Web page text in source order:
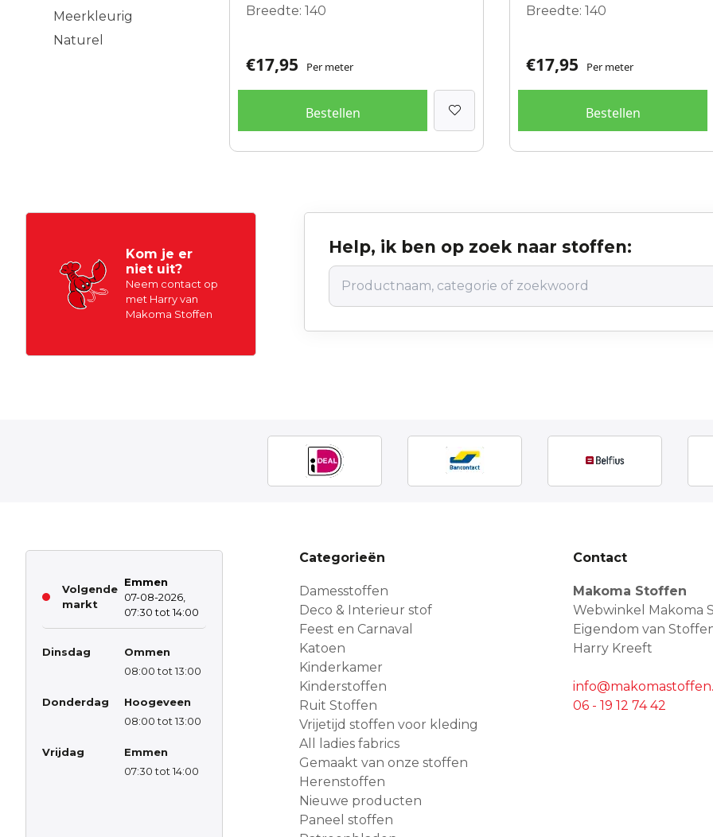
Meerkleurig
Naturel
Breedte: 140
€17,95 Per meter
Bestellen
Breedte: 140
€17,95 Per meter
Bestellen
Kom je er
niet uit?
Neem contact op
met Harry van
Makoma Stoffen
Help, ik ben op zoek naar stoffen:
Volgende
markt
Emmen
07-08-2026,
07:30 tot 14:00
Dinsdag
Ommen
08:00 tot 13:00
Donderdag
Hoogeveen
08:00 tot 13:00
Vrijdag
Emmen
07:30 tot 14:00
Categorieën
Damesstoffen
Deco & Interieur stof
Feest en Carnaval
Katoen
Kinderkamer
Kinderstoffen
Ruit Stoffen
Vrijetijd stoffen voor kleding
All ladies fabrics
Gemaakt van onze stoffen
Herenstoffen
Nieuwe producten
Paneel stoffen
Contact
Makoma Stoffen
Webwinkel Makoma
Eigendom van
Harry Kreeft
06 - 19 12 74 42